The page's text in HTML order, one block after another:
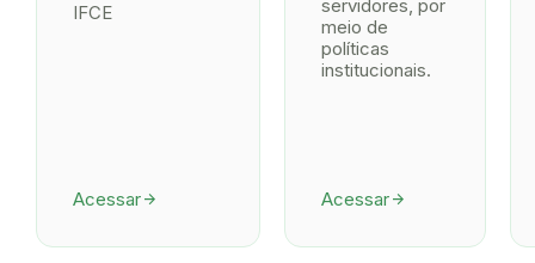
IFCE
Acessararrow_forward
servidores, por
meio de
políticas
institucionais.
Acessararrow_forward